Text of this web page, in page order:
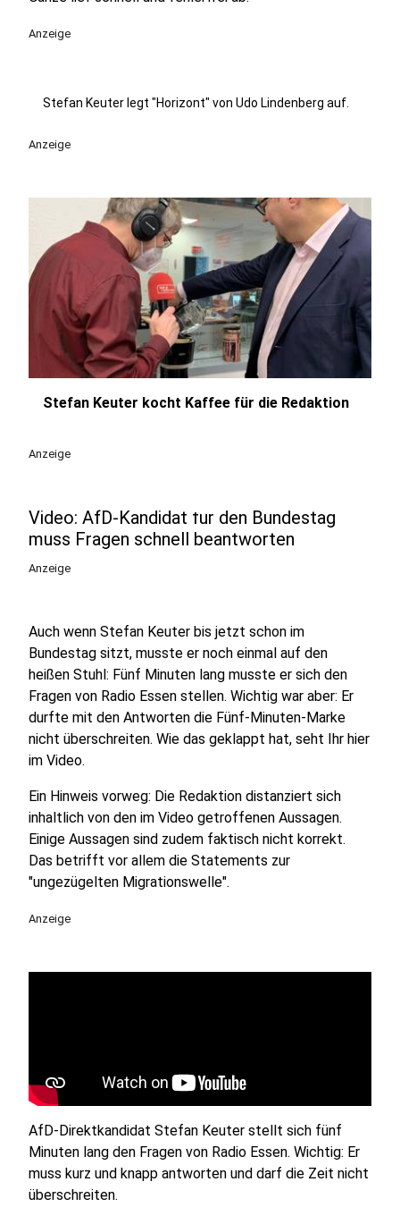
Anzeige
Stefan Keuter legt "Horizont" von Udo Lindenberg auf.
Anzeige
Stefan Keuter kocht Kaffee für die Redaktion
Anzeige
Video: AfD-Kandidat für den Bundestag
muss Fragen schnell beantworten
Anzeige
Auch wenn Stefan Keuter bis jetzt schon im
Bundestag sitzt, musste er noch einmal auf den
heißen Stuhl: Fünf Minuten lang musste er sich den
Fragen von Radio Essen stellen. Wichtig war aber: Er
durfte mit den Antworten die Fünf-Minuten-Marke
nicht überschreiten. Wie das geklappt hat, seht Ihr hier
im Video.
Ein Hinweis vorweg: Die Redaktion distanziert sich
inhaltlich von den im Video getroffenen Aussagen.
Einige Aussagen sind zudem faktisch nicht korrekt.
Das betrifft vor allem die Statements zur
"ungezügelten Migrationswelle".
Anzeige
AfD-Direktkandidat Stefan Keuter stellt sich fünf
Minuten lang den Fragen von Radio Essen. Wichtig: Er
muss kurz und knapp antworten und darf die Zeit nicht
überschreiten.